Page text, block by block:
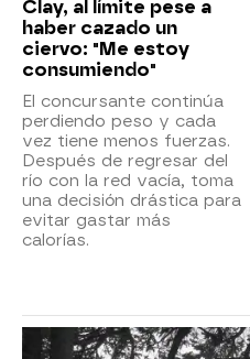
Clay, al límite pese a
haber cazado un
ciervo: "Me estoy
consumiendo"
El concursante continúa
perdiendo peso y cada
vez tiene menos fuerzas.
Después de regresar del
río con la red vacía, toma
una decisión drástica para
evitar gastar más
calorías.